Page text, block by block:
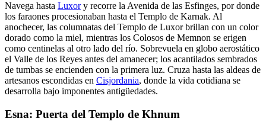
Navega hasta Luxory recorre la Avenida de las Esfinges, por donde
los faraones procesionaban hasta el Templo de Karnak. Al
anochecer, las columnatas del Templo de Luxor brillan con un color
dorado como la miel, mientras los Colosos de Memnon se erigen
como centinelas al otro lado del río. Sobrevuela en globo aerostático
el Valle de los Reyes antes del amanecer; los acantilados sembrados
de tumbas se encienden con la primera luz. Cruza hasta las aldeas de
artesanos escondidas en Cisjordania, donde la vida cotidiana se
desarrolla bajo imponentes antigüedades.
Esna: Puerta del Templo de Khnum